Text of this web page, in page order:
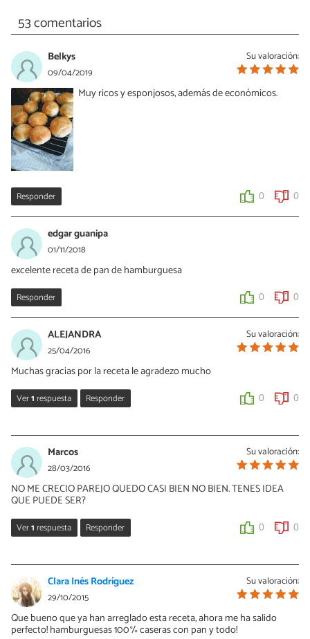
53 comentarios
Su valoración:
Belkys
09/04/2019
Muy ricos y esponjosos, además de económicos.
Responder 0 0
edgar guanipa
01/11/2018
excelente receta de pan de hamburguesa
Responder 0 0
Su valoración:
ALEJANDRA
25/04/2016
Muchas gracias por la receta le agradezo mucho
Ver1respuesta Responder 0 0
Hola alejandra, gracias a ti por comentar, sigue disfrutando de
nuestras recetas.
Su valoración:
Marcos
28/03/2016
NO ME CRECIO PAREJO QUEDO CASI BIEN NO BIEN. TENES IDEA
QUE PUEDE SER?
Ver1respuesta Responder 0 0
29/03/2016
Hola Marcos, tienes que asegurarte que la masa quede bien
amasada y suave, el tiempo de leudado también es muy
importante.
Su valoración:
Clara Inés Rodríguez
29/10/2015
Que bueno que ya han arreglado esta receta, ahora me ha salido
perfecto! hamburguesas 100% caseras con pan y todo!